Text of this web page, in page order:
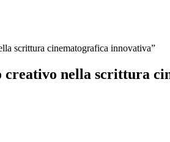
scrittura cinematografica innovativa”
creativo nella scrittura